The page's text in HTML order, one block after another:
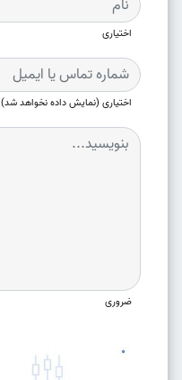
اختیاری
اختیاری (نمایش داده نخواهد شد)
ضروری